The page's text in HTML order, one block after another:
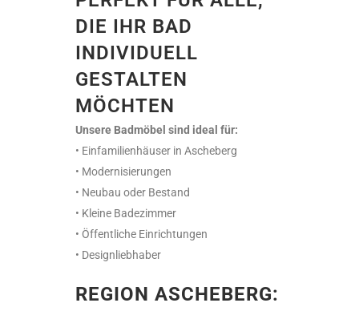
DIE IHR BAD
INDIVIDUELL
GESTALTEN
MÖCHTEN
Unsere Badmöbel sind ideal für:
• Einfamilienhäuser in Ascheberg
• Modernisierungen
• Neubau oder Bestand
• Kleine Badezimmer
• Öffentliche Einrichtungen
• Designliebhaber
REGION ASCHEBERG: